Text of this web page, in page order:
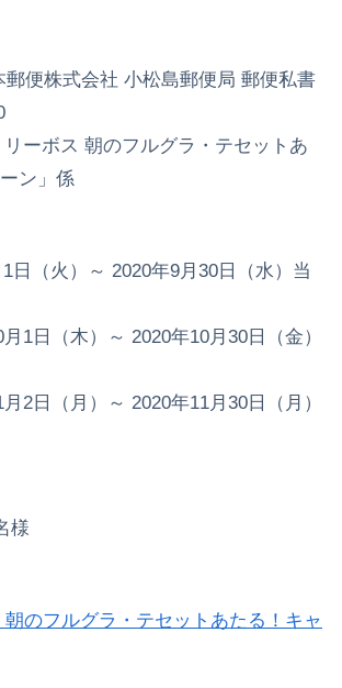
郵便株式会社 小松島郵便局 郵便私書
リーボス 朝のフルグラ・テセットあ
ン」係
日（火）～ 2020年9月30日（水）当
1日（木）～ 2020年10月30日（金）
2日（月）～ 2020年11月30日（月）
様
のフルグラ・テセットあたる！キャ